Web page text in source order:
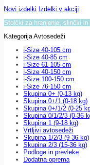
Novi izdelki Izdelki v akciji
Stolčki za hranjenje, slinčki
Kategorija Avtosedeži
i-Size 40-105 cm
i-Size 40-85 cm
i-Size 61-105 cm
i-Size 40-150 cm
i-Size 100-150 cm
i-Size 76-150 cm
Skupina 0+ (0-13 kg)
Skupina 0+/1 (0-18 kg)
Skupina 0+/1/2 (0-25
Skupina 0/1/2/3 (0-36
Skupina 1 (9-18 kg)
Vrtljivi avtosedeži
Skupina 1/2/3 (9-36 kg)
Skupina 2/3 (15-36 kg)
Podloge in prevleke
Dodatna oprema